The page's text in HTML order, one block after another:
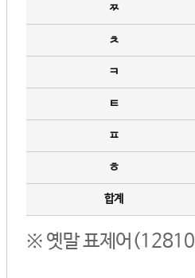
ㅉ
ㅊ
ㅋ
ㅌ
ㅍ
ㅎ
합계
※ 옛말 표제어(12810